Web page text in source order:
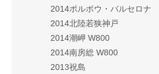
2014ポルボウ・バルセロナ
2014北陸若狭神戸
2014潮岬 W800
2014南房総 W800
2013祝島